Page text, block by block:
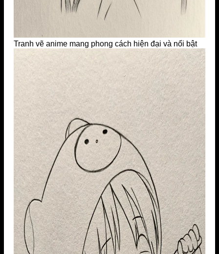
Tranh vẽ anime mang phong cách hiện đại và nổi bật